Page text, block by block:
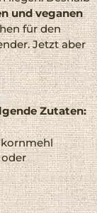
und veganen
für den
Jetzt aber
Zutaten: